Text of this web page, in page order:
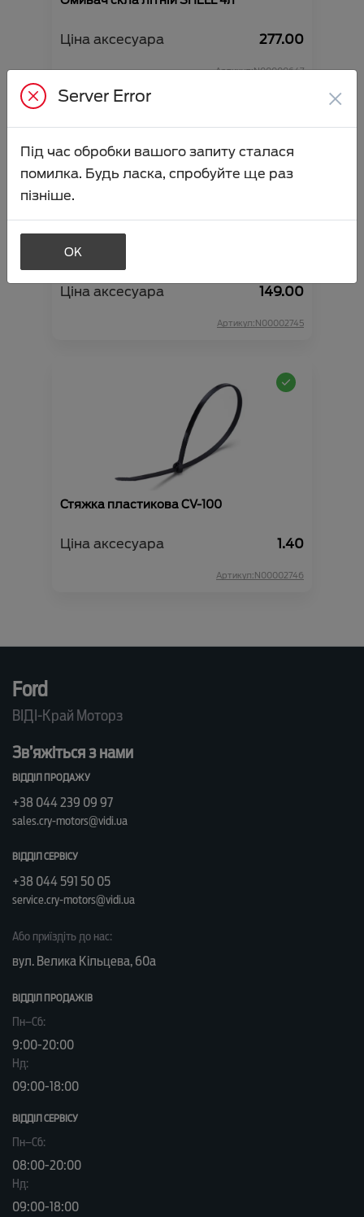
Ціна аксесуара 277.00
Артикул:N00000647
Омивач скла літній VIDI 4л (папайя-
Ціна аксесуара 149.00
Артикул:N00002745
Стяжка пластикова CV-100
Ціна аксесуара 1.40
Артикул:N00002746
Ford
ВІДІ-Край Моторз
Зв’яжіться з нами
ВІДДІЛ ПРОДАЖУ
+38 044 239 09 97
sales.cry-motors@vidi.ua
ВІДДІЛ СЕРВІСУ
+38 044 591 50 05
service.cry-motors@vidi.ua
Або приїздіть до нас:
вул. Велика Кільцева, 60а
ВІДДІЛ ПРОДАЖІВ
Пн–Сб:
9:00-20:00
Нд:
09:00-18:00
ВІДДІЛ CЕРВІСУ
Пн–Сб:
08:00-20:00
Нд:
09:00-18:00
Server Error ×
Під час обробки вашого запиту сталася
помилка. Будь ласка, спробуйте ще раз
пізніше.
OK